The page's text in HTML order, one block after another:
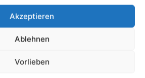
Akzeptieren
Ablehnen
Vorlieben